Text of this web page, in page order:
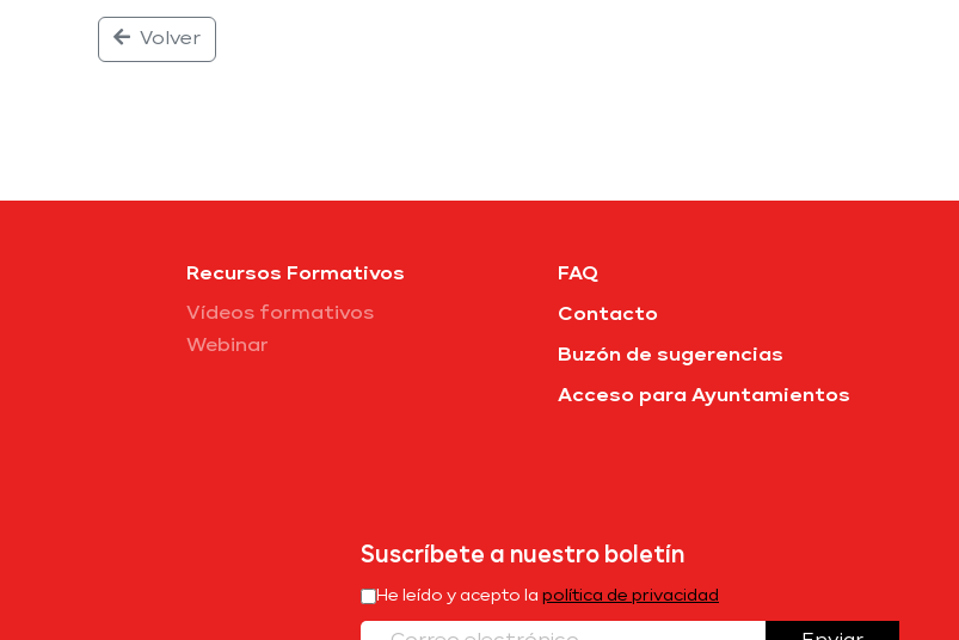
Volver
Recursos Formativos
Vídeos formativos
Webinar
FAQ
Contacto
Buzón de sugerencias
Acceso para Ayuntamientos
Suscríbete a nuestro boletín
He leído y acepto la política de privacidad